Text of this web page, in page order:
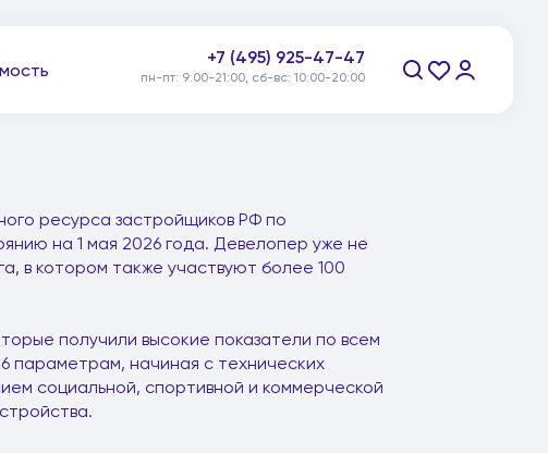
+7 (495) 925-47-47
пн-пт: 9:00-21:00, сб-вс: 10:00-20:00
ресурса застройщиков РФ по
на 1 мая 2026 года. Девелопер уже не
в котором также участвуют более 100
получили высокие показатели по всем
параметрам, начиная с технических
социальной, спортивной и коммерческой